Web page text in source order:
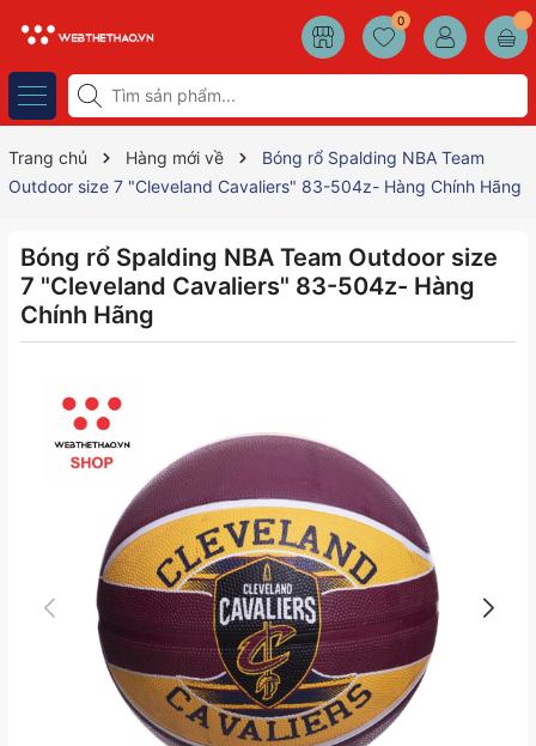
0
Trang chủ Hàng mới về
Bóng rổ Spalding NBA Team
Outdoor size 7 "Cleveland Cavaliers" 83-504z- Hàng Chính Hãng
Bóng rổ Spalding NBA Team Outdoor size
7 "Cleveland Cavaliers" 83-504z- Hàng
Chính Hãng